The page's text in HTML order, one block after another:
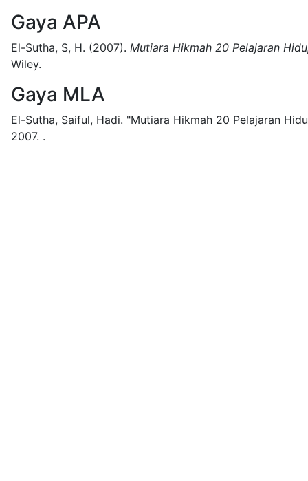
Gaya APA
El-Sutha, S, H. (2007). Mutiara Hikmah 20 Pelajaran
Wiley.
Gaya MLA
El-Sutha, Saiful, Hadi. "Mutiara Hikmah 20 Pelajaran
2007. .